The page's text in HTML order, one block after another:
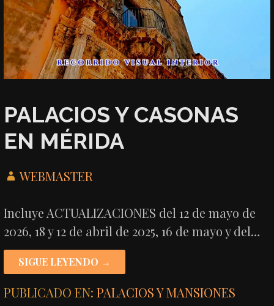
PALACIOS Y CASONAS
EN MÉRIDA
WEBMASTER
Incluye ACTUALIZACIONES del 12 de mayo de
2026, 18 y 12 de abril de 2025, 16 de mayo y del…
SIGUE LEYENDO →
PUBLICADO EN:PALACIOS Y MANSIONES